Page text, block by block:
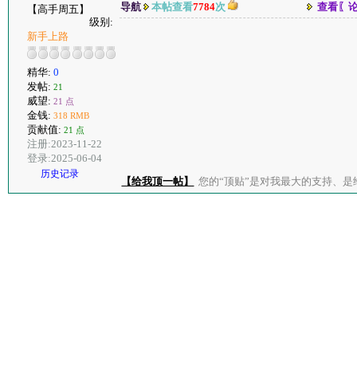
【高手周五】
级别:
新手上路
精华: 0
发帖: 21
威望: 21 点
金钱: 318 RMB
贡献值: 21 点
注册:2023-11-22
登录:2025-06-04
历史记录
导航 本帖查看7784次 查看〖
【给我顶一帖】 您的“顶贴”是对我最大的支持、